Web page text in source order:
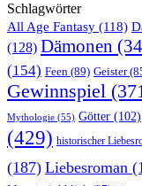
Schlagwörter
All Age Fantasy (118)
(128) Dämonen
(154) Feen (89) Geister
Gewinnspiel
Mythologie (55) Götter (102)
(429) historischer
(187) Liebesroman